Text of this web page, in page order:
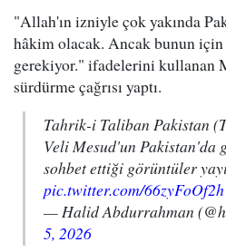
"Allah'ın izniyle çok yakında
hâkim olacak. Ancak bunun için
gerekiyor." ifadelerini kullanan
sürdürme çağrısı yaptı.
Tahrik-i Taliban Pakistan
Veli Mesud'un Pakistan'da
sohbet ettiği görüntüler
pic.twitter.com/66zyFoOf2h
— Halid Abdurrahman
5, 2026